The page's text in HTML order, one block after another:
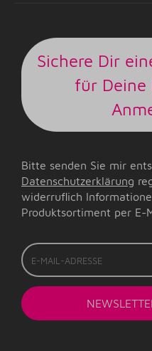
Sichere Dir
für
Bitte senden Sie mir
Datenschutzerklärung
widerruflich
Produktsortiment per E-
E-
Mail-
Adresse